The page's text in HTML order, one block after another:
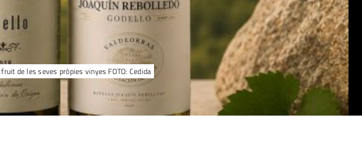
de les seves pròpies vinyes FOTO: Cedida